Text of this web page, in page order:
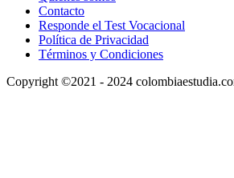
Contacto
Responde el Test Vocacional
Política de Privacidad
Términos y Condiciones
Copyright ©2021 - 2024